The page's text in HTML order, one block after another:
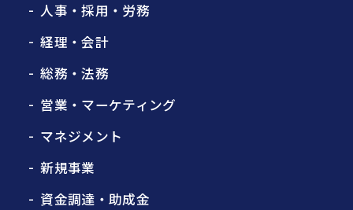
人事・採用・労務
経理・会計
総務・法務
営業・マーケティング
マネジメント
新規事業
資金調達・助成金